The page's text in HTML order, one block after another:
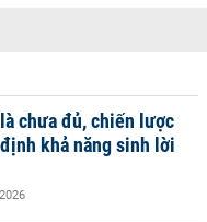
chưa đủ, chiến lược
khả năng sinh lời